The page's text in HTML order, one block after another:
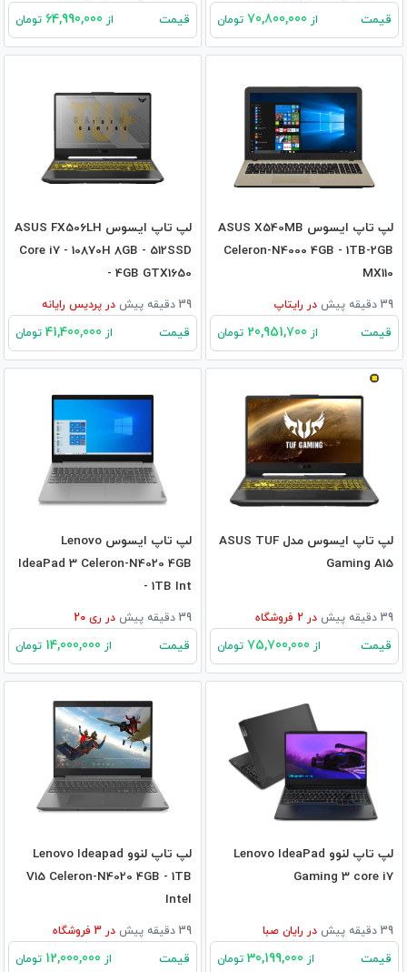
قیمت از تومان قیمت از تومان
لپ تاپ ایسوس ASUS X540MB
Celeron-N4000 4GB - 1TB-2GB
MX110
39 دقیقه پیش در رایتاپ
قیمت از تومان
لپ تاپ ایسوس ASUS FX506LH
Core i7 - 10870H 8GB - 512SSD
- 4GB GTX1650
39 دقیقه پیش در پردیس رایانه
قیمت از تومان
لپ تاپ ایسوس مدل ASUS TUF
Gaming A15
39 دقیقه پیش در فروشگاه
قیمت از تومان
لپ تاپ ایسوس Lenovo
IdeaPad 3 Celeron-N4020 4GB
- 1TB Int
39 دقیقه پیش در ری 20
قیمت از تومان
لپ تاپ لنوو Lenovo IdeaPad
Gaming 3 core i7
39 دقیقه پیش در رایان صبا
قیمت از تومان
لپ تاپ لنوو Lenovo Ideapad
V15 Celeron-N4020 4GB - 1TB
Intel
39 دقیقه پیش در فروشگاه
قیمت از تومان